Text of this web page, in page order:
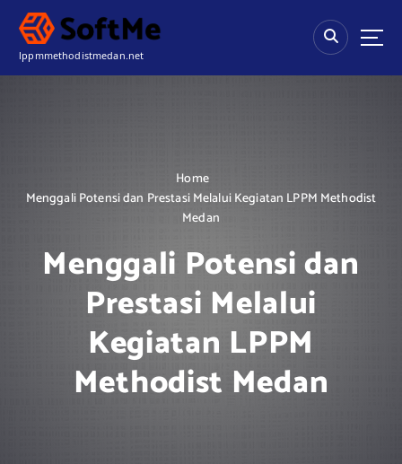
lppmmethodistmedan.net
Home
Menggali Potensi dan Prestasi Melalui Kegiatan LPPM Methodist
Medan
Menggali Potensi dan
Prestasi Melalui
Kegiatan LPPM
Methodist Medan